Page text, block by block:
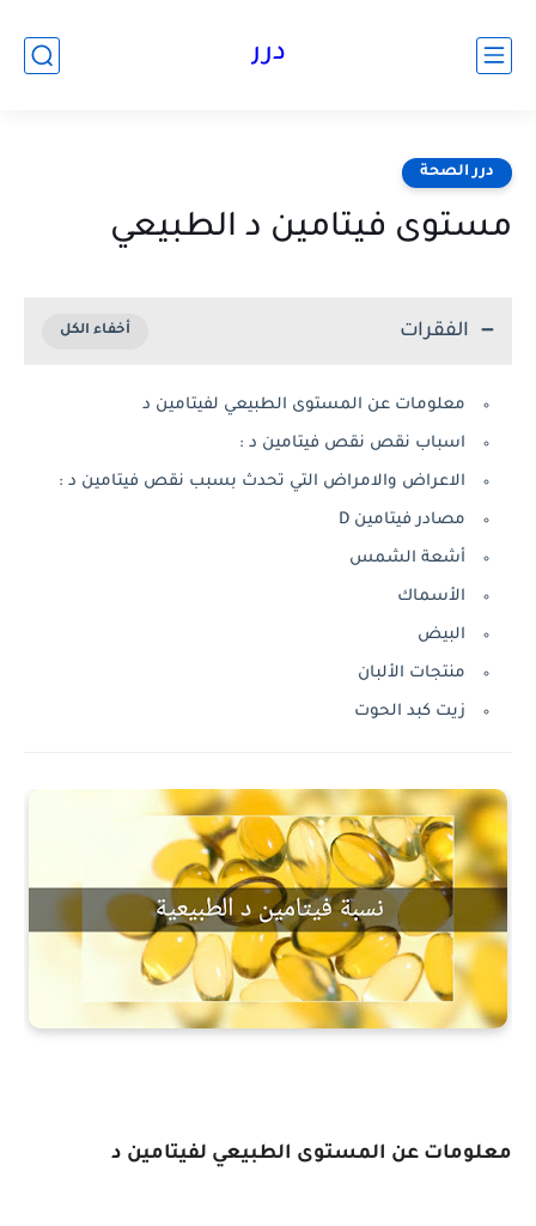
درر
درر الصحة
مستوى فيتامين د الطبيعي
الفقرات
معلومات عن المستوى الطبيعي لفيتامين د
اسباب نقص نقص فيتامين د :
الاعراض والامراض التي تحدث بسبب نقص فيتامين د :
مصادر فيتامين D
أشعة الشمس
الأسماك
البيض
منتجات الألبان
زيت كبد الحوت
معلومات عن المستوى الطبيعي لفيتامين د